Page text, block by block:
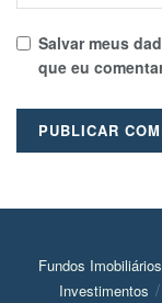
Salvar meus
que eu
Fundos Imobiliários
Investimentos